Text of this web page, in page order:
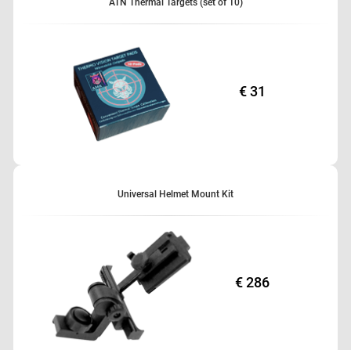
ATN Thermal Targets (set of 10)
€ 31
Universal Helmet Mount Kit
€ 286